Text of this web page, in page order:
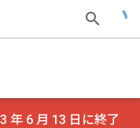
年 6 月 13 日に終了